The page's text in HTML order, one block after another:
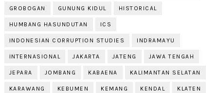
GROBOGAN GUNUNG KIDUL HISTORICAL
HUMBANG HASUNDUTAN ICS
INDONESIAN CORRUPTION STUDIES INDRAMAYU
INTERNASIONAL JAKARTA JATENG JAWA TENGAH
JEPARA JOMBANG KABAENA KALIMANTAN SELATAN
KARAWANG KEBUMEN KEMANG KENDAL KLATEN